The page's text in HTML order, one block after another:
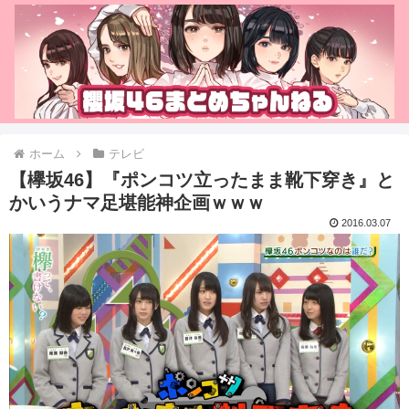
ホーム テレビ
【欅坂46】『ポンコツ立ったまま靴下穿き』と
かいうナマ足堪能神企画ｗｗｗ
2016.03.07